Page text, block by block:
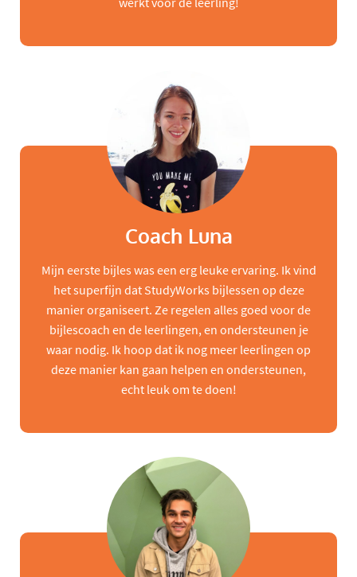
Coach Luna
Mijn eerste bijles was een erg leuke ervaring. Ik vind
het superfijn dat StudyWorks bijlessen op deze
manier organiseert. Ze regelen alles goed voor de
bijlescoach en de leerlingen, en ondersteunen je
waar nodig. Ik hoop dat ik nog meer leerlingen op
deze manier kan gaan helpen en ondersteunen,
echt leuk om te doen!